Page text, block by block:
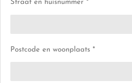
Straat en huisnummer *
Postcode en woonplaats *